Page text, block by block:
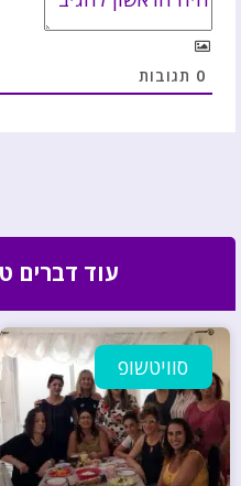
0 תגובות
עוד דברים
סוויטשופ